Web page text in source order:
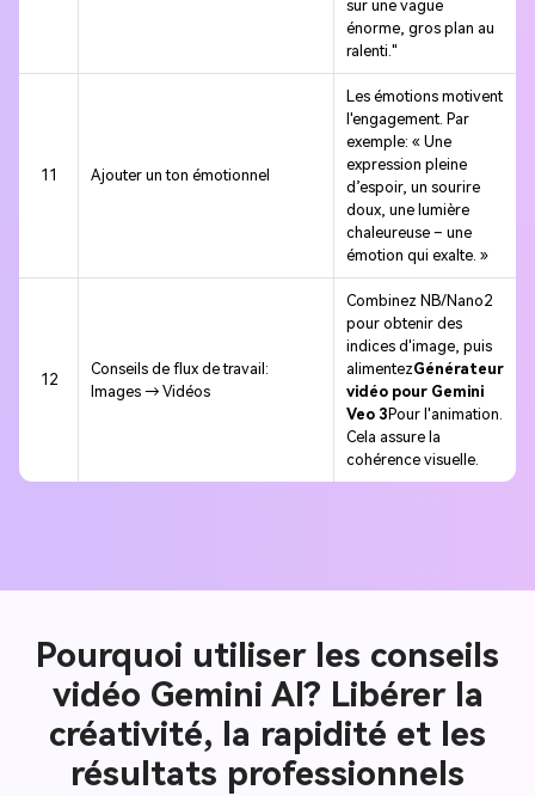
sur une vague
énorme, gros plan au
ralenti."
11 Ajouter un ton émotionnel
Les émotions motivent
l'engagement. Par
exemple: « Une
expression pleine
d’espoir, un sourire
doux, une lumière
chaleureuse – une
émotion qui exalte. »
12
Conseils de flux de travail:
Images → Vidéos
Combinez NB/Nano2
pour obtenir des
indices d'image, puis
alimentezGénérateur
vidéo pour Gemini
Veo 3 Pour l'animation.
Cela assure la
cohérence visuelle.
Pourquoi utiliser les conseils
vidéo Gemini AI? Libérer la
créativité, la rapidité et les
résultats professionnels